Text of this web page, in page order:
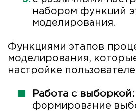
набором функций
моделирования.
Функциями этапов
моделирования,
настройке
Работа с выборкой:
формирование